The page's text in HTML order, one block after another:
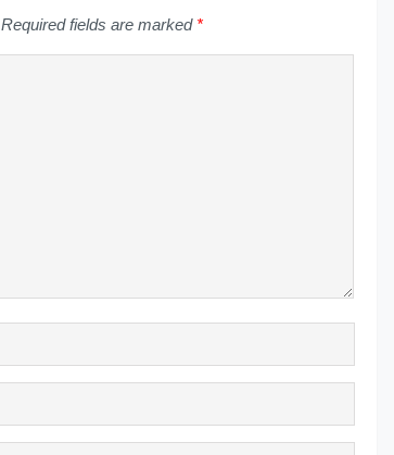
Required fields are marked *